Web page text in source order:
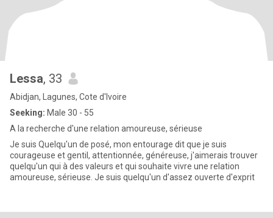
Lessa, 33
Abidjan, Lagunes, Cote d'Ivoire
Seeking: Male 30 - 55
A la recherche d'une relation amoureuse, sérieuse
Je suis Quelqu'un de posé, mon entourage dit que je suis
courageuse et gentil, attentionnée, généreuse, j'aimerais trouver
quelqu'un qui à des valeurs et qui souhaite vivre une relation
amoureuse, sérieuse. Je suis quelqu'un d'assez ouverte d'exprit